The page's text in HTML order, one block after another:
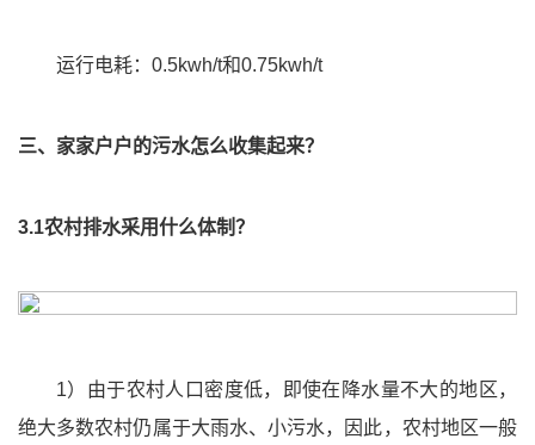
运行电耗：0.5kwh/t和0.75kwh/t
三、家家户户的污水怎么收集起来？
3.1农村排水采用什么体制？
1）由于农村人口密度低，即使在降水量不大的地区，
绝大多数农村仍属于大雨水、小污水，因此，农村地区一般